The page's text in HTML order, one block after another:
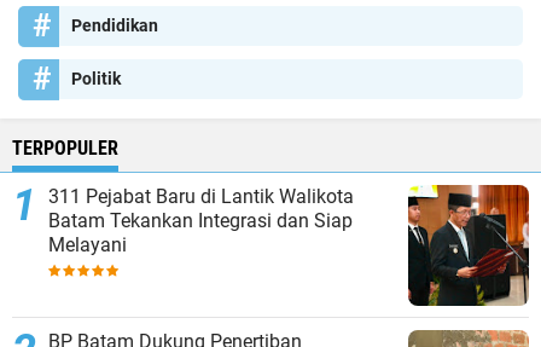
Pendidikan
Politik
TERPOPULER
311 Pejabat Baru di Lantik Walikota
Batam Tekankan Integrasi dan Siap
Melayani
BP Batam Dukung Penertiban